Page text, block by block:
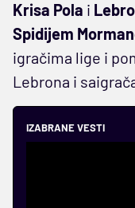
Krisa Pola i
Spidijem
igračima lige i
Lebrona i
IZABRANE VESTI